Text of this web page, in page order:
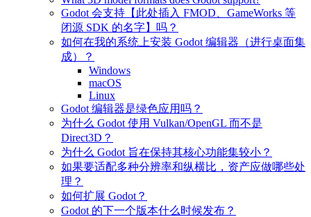
Godot 会支持【此处插入 FMOD、GameWorks 等
闭源 SDK 的名字】吗？
如何在我的系统上安装 Godot 编辑器（进行桌面集
成）？
Windows
macOS
Linux
Godot 编辑器是绿色应用吗？
为什么 Godot 使用 Vulkan/OpenGL 而不是
Direct3D？
为什么 Godot 旨在保持其核心功能集较小？
如果要适配多种分辨率和纵横比，资产应做哪些处
理？
如何扩展 Godot？
Godot 的下一个版本什么时候发布？